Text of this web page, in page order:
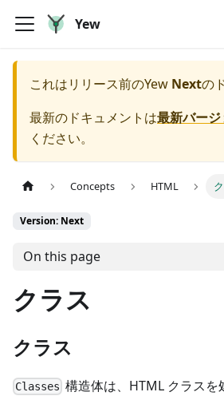
Yew
これはリリース前のYew Nextの
最新のドキュメントは最新バー
ください。
Concepts HTML
Version: Next
On this page
クラス
クラス
Classes 構造体は、HTML クラスを